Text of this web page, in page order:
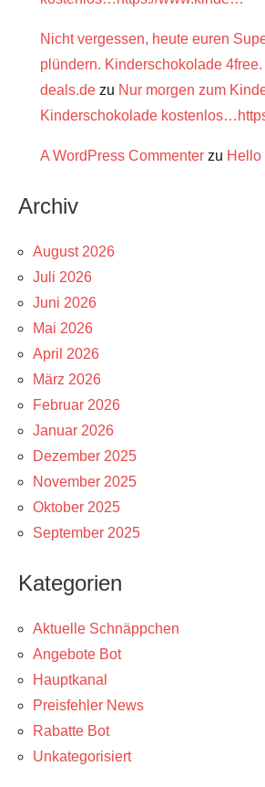
Nicht vergessen, heute euren
plündern. Kinderschokolade
deals.de zu Nur morgen zum
Kinderschokolade
A WordPress Commenter zu Hello
Archiv
August 2026
Juli 2026
Juni 2026
Mai 2026
April 2026
März 2026
Februar 2026
Januar 2026
Dezember 2025
November 2025
Oktober 2025
September 2025
Kategorien
Aktuelle Schnäppchen
Angebote Bot
Hauptkanal
Preisfehler News
Rabatte Bot
Unkategorisiert